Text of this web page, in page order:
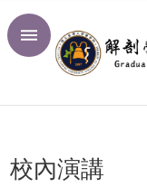
跳到主要內容區塊
進
首
頁
校內演講